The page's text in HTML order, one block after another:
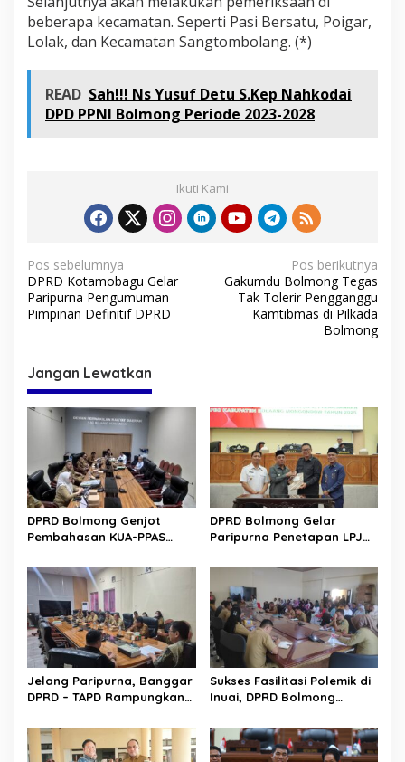
beberapa kecamatan. Seperti Pasi Bersatu, Poigar,
Lolak, dan Kecamatan Sangtombolang. (*)
READ Sah!!! Ns Yusuf Detu S.Kep Nahkodai
DPD PPNI Bolmong Periode 2023-2028
Ikuti Kami
N
a
v
g
a
s
p
o
s
Pos sebelumnya
DPRD Kotamobagu Gelar
Paripurna Pengumuman
Pimpinan Definitif DPRD
Pos berikutnya
Gakumdu Bolmong Tegas
Tak Tolerir Pengganggu
Kamtibmas di Pilkada
Bolmong
Jangan Lewatkan
DPRD Bolmong Genjot
Pembahasan KUA-PPAS
DPRD Bolmong Gelar
Paripurna Penetapan LPJ
Jelang Paripurna, Banggar
DPRD – TAPD Rampungkan
Sukses Fasilitasi Polemik di
Inuai, DPRD Bolmong
Rekomendasi